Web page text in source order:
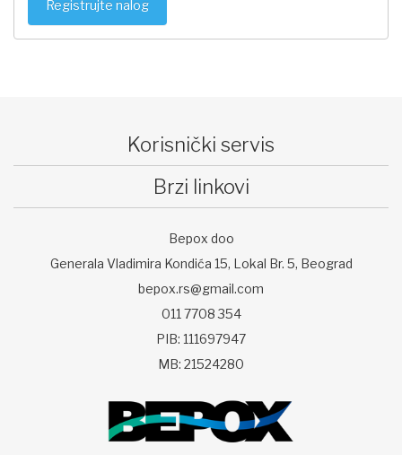
Korisnički servis
Brzi linkovi
Bepox doo
Generala Vladimira Kondića 15, Lokal Br. 5, Beograd
bepox.rs@gmail.com
011 7708 354
PIB: 111697947
MB: 21524280